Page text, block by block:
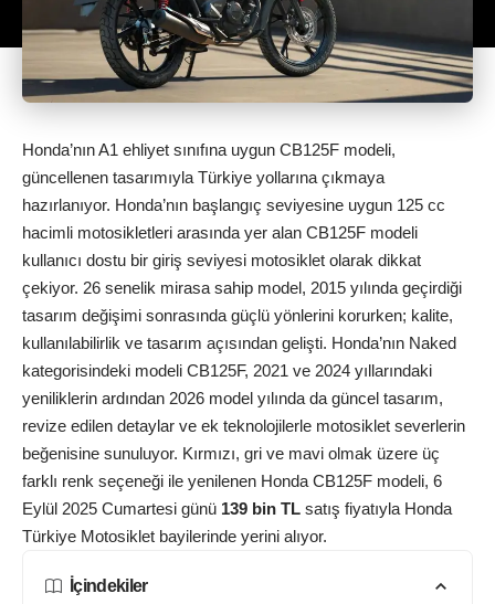
Honda’nın A1 ehliyet sınıfına uygun CB125F modeli,
güncellenen tasarımıyla Türkiye yollarına çıkmaya
hazırlanıyor. Honda’nın başlangıç seviyesine uygun 125 cc
hacimli motosikletleri arasında yer alan CB125F modeli
kullanıcı dostu bir giriş seviyesi motosiklet olarak dikkat
çekiyor. 26 senelik mirasa sahip model, 2015 yılında geçirdiği
tasarım değişimi sonrasında güçlü yönlerini korurken; kalite,
kullanılabilirlik ve tasarım açısından gelişti. Honda’nın Naked
kategorisindeki modeli CB125F, 2021 ve 2024 yıllarındaki
yeniliklerin ardından 2026 model yılında da güncel tasarım,
revize edilen detaylar ve ek teknolojilerle motosiklet severlerin
beğenisine sunuluyor. Kırmızı, gri ve mavi olmak üzere üç
farklı renk seçeneği ile yenilenen Honda CB125F modeli, 6
Eylül 2025 Cumartesi günü 139 bin TL satış fiyatıyla Honda
Türkiye Motosiklet bayilerinde yerini alıyor.
İçindekiler